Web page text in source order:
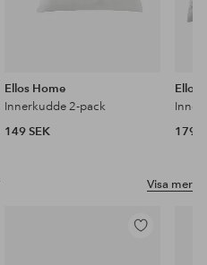
Ellos Home
Innerkudde 2-pack
149 SEK
Ellos
179
Visa mer
Lägg